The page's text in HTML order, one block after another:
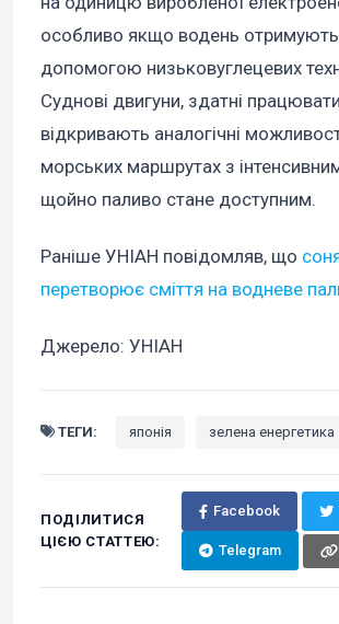
особливо якщо водень
допомогою низьковуглецевих
Суднові двигуни, здатні
відкривають аналогічні
морських маршрутах з
щойно паливо стане доступним.
Раніше УНІАН повідомляв, що
перетворює сміття на водневе
Джерело: УНІАН
ТЕГИ: японія зелена енергетика
ПОДІЛИТИСЯ
ЦІЄЮ СТАТТЕЮ:
Facebook
Telegram